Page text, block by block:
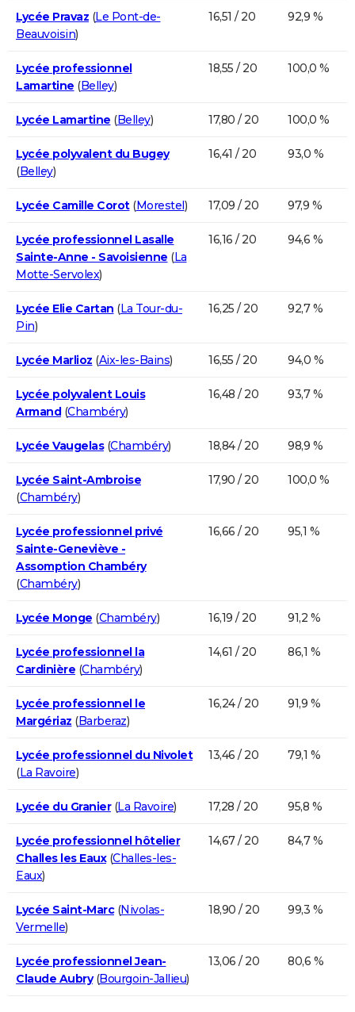
Lycée Pravaz (Le Pont-de-
Beauvoisin)
16,51 / 20 92,9 %
Lycée professionnel
Lamartine (Belley)
18,55 / 20 100,0 %
Lycée Lamartine (Belley) 17,80 / 20 100,0 %
Lycée polyvalent du Bugey
(Belley)
16,41 / 20 93,0 %
Lycée Camille Corot(Morestel) 17,09 / 20 97,9 %
Lycée professionnel Lasalle
Sainte-Anne - Savoisienne (La
Motte-Servolex)
16,16 / 20 94,6 %
Lycée Elie Cartan (La Tour-du-
Pin)
16,25 / 20 92,7 %
Lycée Marlioz (Aix-les-Bains) 16,55 / 20 94,0 %
Lycée polyvalent Louis
Armand(Chambéry)
16,48 / 20 93,7 %
Lycée Vaugelas(Chambéry) 18,84 / 20 98,9 %
Lycée Saint-Ambroise
(Chambéry)
17,90 / 20 100,0 %
Lycée professionnel privé
Sainte-Geneviève -
Assomption Chambéry
(Chambéry)
16,66 / 20 95,1 %
Lycée Monge (Chambéry) 16,19 / 20 91,2 %
Lycée professionnel la
Cardinière (Chambéry)
14,61 / 20 86,1 %
Lycée professionnel le
Margériaz (Barberaz)
16,24 / 20 91,9 %
Lycée professionnel du Nivolet
(La Ravoire)
13,46 / 20 79,1 %
Lycée du Granier(La Ravoire) 17,28 / 20 95,8 %
Lycée professionnel hôtelier
Challes les Eaux(Challes-les-
Eaux)
14,67 / 20 84,7 %
Lycée Saint-Marc(Nivolas-
Vermelle)
18,90 / 20 99,3 %
Lycée professionnel Jean-
Claude Aubry(Bourgoin-Jallieu)
13,06 / 20 80,6 %